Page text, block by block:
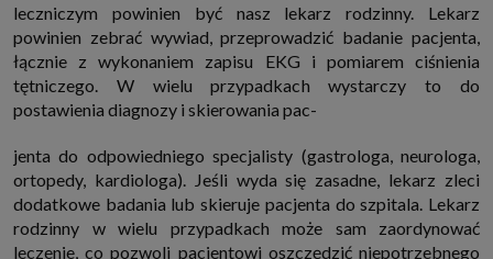
leczniczym powinien być nasz lekarz rodzinny. Lekarz
powinien zebrać wywiad, przeprowadzić badanie pacjenta,
łącznie z wykonaniem zapisu EKG i pomiarem ciśnienia
tętniczego. W wielu przypadkach wystarczy to do
postawienia diagnozy i skierowania pac-
jenta do odpowiedniego specjalisty (gastrologa, neurologa,
ortopedy, kardiologa). Jeśli wyda się zasadne, lekarz zleci
dodatkowe badania lub skieruje pacjenta do szpitala. Lekarz
rodzinny w wielu przypadkach może sam zaordynować
leczenie, co pozwoli pacjentowi oszczędzić niepotrzebnego